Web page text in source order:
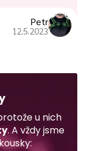
Petr
12.5.2023
u nich
. A vždy jsme